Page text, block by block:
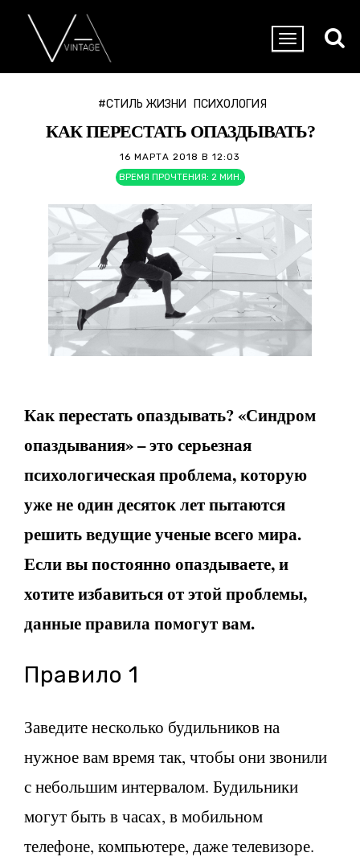
#СТИЛЬ ЖИЗНИ ПСИХОЛОГИЯ
КАК ПЕРЕСТАТЬ ОПАЗДЫВАТЬ?
16 МАРТА 2018 В 12:03
ВРЕМЯ ПРОЧТЕНИЯ: 2 МИН.
Как перестать опаздывать? «Синдром
опаздывания» – это серьезная
психологическая проблема, которую
уже не один десяток лет пытаются
решить ведущие ученые всего мира.
Если вы постоянно опаздываете, и
хотите избавиться от этой проблемы,
данные правила помогут вам.
Правило 1
Заведите несколько будильников на
нужное вам время так, чтобы они звонили
с небольшим интервалом. Будильники
могут быть в часах, в мобильном
телефоне, компьютере, даже телевизоре.